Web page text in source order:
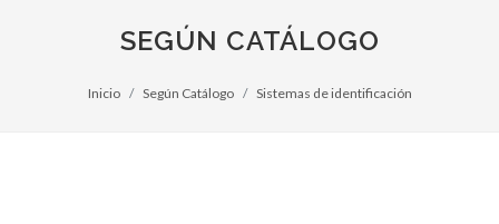
SEGÚN CATÁLOGO
Inicio Según Catálogo Sistemas de identificación